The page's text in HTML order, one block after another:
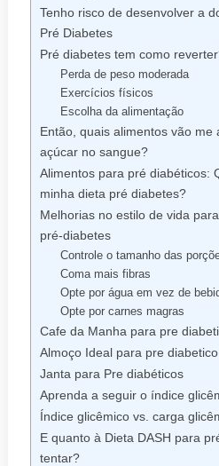
Tenho risco de desenvolver a
Pré Diabetes
Pré diabetes tem como
Perda de peso moderada
Exercícios físicos
Escolha da alimentação
Então, quais alimentos vão me
açúcar no sangue?
Alimentos para pré diabéticos:
minha dieta pré diabetes?
Melhorias no estilo de vida
pré-diabetes
Controle o tamanho das
Coma mais fibras
Opte por água em vez de
Opte por carnes magras
Cafe da Manha para pre
Almoço Ideal para pre diabetico
Janta para Pre diabéticos
Aprenda a seguir o índice
Índice glicêmico vs. carga
E quanto à Dieta DASH para
tentar?